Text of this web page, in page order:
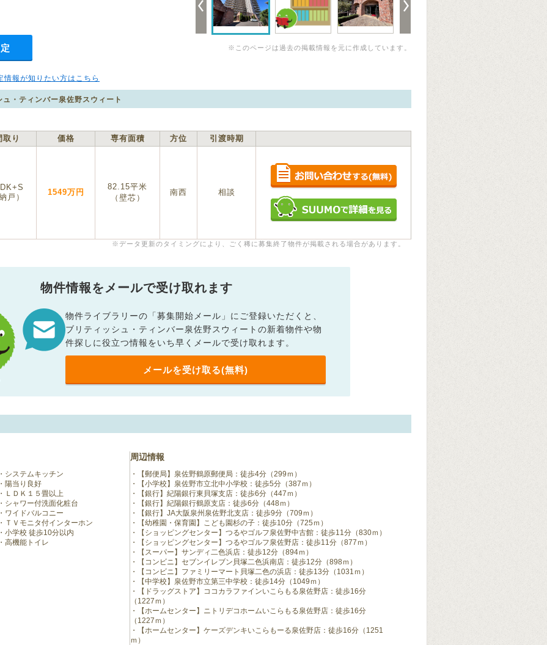
※このページは過去の掲載情報を元に作成しています。
報が知りたい方はこちら
ュ・ティンバー泉佐野スウィート
取り 価格 専有面積 方位 引渡時期
戸）
1549万円
82.15平米
（壁芯）
南西 相談
※データ更新のタイミングにより、ごく稀に募集終了物件が掲載される場合があります。
物件情報をメールで受け取れます
物件ライブラリーの「募集開始メール」にご登録いただくと、
ブリティッシュ・ティンバー泉佐野スウィートの新着物件や物
件探しに役立つ情報をいち早くメールで受け取れます。
メールを受け取る(無料)
システムキッチン
陽当り良好
ＬＤＫ１５畳以上
シャワー付洗面化粧台
ワイドバルコニー
ＴＶモニタ付インターホン
小学校 徒歩10分以内
高機能トイレ
周辺情報
【郵便局】泉佐野鶴原郵便局：徒歩4分（299ｍ）
【小学校】泉佐野市立北中小学校：徒歩5分（387ｍ）
【銀行】紀陽銀行東貝塚支店：徒歩6分（447ｍ）
【銀行】紀陽銀行鶴原支店：徒歩6分（448ｍ）
【銀行】JA大阪泉州泉佐野北支店：徒歩9分（709ｍ）
【幼稚園・保育園】こども園杉の子：徒歩10分（725ｍ）
【ショッピングセンター】つるやゴルフ泉佐野中古館：徒歩11分（830ｍ）
【ショッピングセンター】つるやゴルフ泉佐野店：徒歩11分（877ｍ）
【スーパー】サンディ二色浜店：徒歩12分（894ｍ）
【コンビニ】セブンイレブン貝塚二色浜南店：徒歩12分（898ｍ）
【コンビニ】ファミリーマート貝塚二色の浜店：徒歩13分（1031ｍ）
【中学校】泉佐野市立第三中学校：徒歩14分（1049ｍ）
【ドラッグストア】ココカラファインいこらもる泉佐野店：徒歩16分
（1227ｍ）
【ホームセンター】ニトリデコホームいこらもる泉佐野店：徒歩16分
（1227ｍ）
【ホームセンター】ケーズデンキいこらもーる泉佐野店：徒歩16分（1251
ｍ）